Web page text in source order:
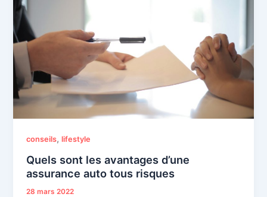
conseils,lifestyle
Quels sont les avantages d’une
assurance auto tous risques
28 mars 2022